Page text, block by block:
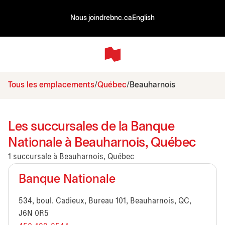
Nous joindrebnc.ca English
Tous les emplacements Québec Beauharnois
Les succursales de la Banque
Nationale à Beauharnois, Québec
1 succursale à Beauharnois, Québec
Banque Nationale
534, boul. Cadieux, Bureau 101, Beauharnois, QC,
J6N 0R5